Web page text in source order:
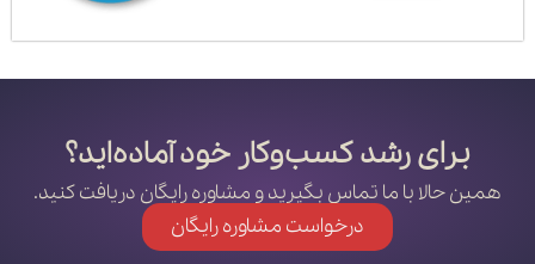
برای رشد کسب‌وکار خود آماده‌اید؟
همین حالا با ما تماس بگیرید و مشاوره رایگان دریافت کنید.
درخواست مشاوره رایگان